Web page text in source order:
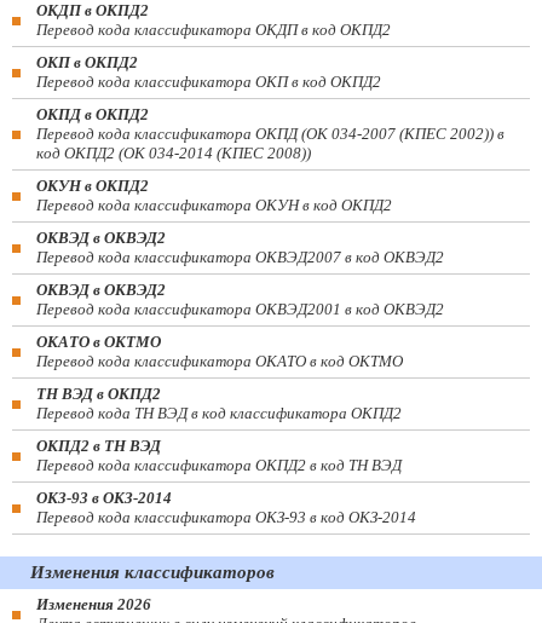
ОКДП в ОКПД2
Перевод кода классификатора ОКДП в код ОКПД2
ОКП в ОКПД2
Перевод кода классификатора ОКП в код ОКПД2
ОКПД в ОКПД2
Перевод кода классификатора ОКПД (ОК 034-2007 (КПЕС 2002)) в
код ОКПД2 (ОК 034-2014 (КПЕС 2008))
ОКУН в ОКПД2
Перевод кода классификатора ОКУН в код ОКПД2
ОКВЭД в ОКВЭД2
Перевод кода классификатора ОКВЭД2007 в код ОКВЭД2
ОКВЭД в ОКВЭД2
Перевод кода классификатора ОКВЭД2001 в код ОКВЭД2
ОКАТО в ОКТМО
Перевод кода классификатора ОКАТО в код ОКТМО
ТН ВЭД в ОКПД2
Перевод кода ТН ВЭД в код классификатора ОКПД2
ОКПД2 в ТН ВЭД
Перевод кода классификатора ОКПД2 в код ТН ВЭД
ОКЗ-93 в ОКЗ-2014
Перевод кода классификатора ОКЗ-93 в код ОКЗ-2014
Изменения классификаторов
Изменения 2026